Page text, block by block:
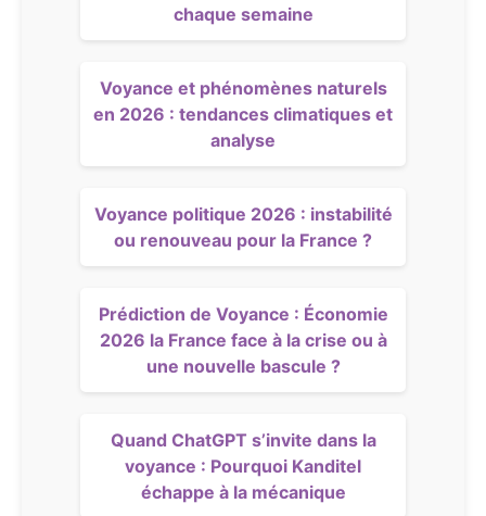
chaque semaine
Voyance et phénomènes naturels
en 2026 : tendances climatiques et
analyse
Voyance politique 2026 : instabilité
ou renouveau pour la France ?
Prédiction de Voyance : Économie
2026 la France face à la crise ou à
une nouvelle bascule ?
Quand ChatGPT s’invite dans la
voyance : Pourquoi Kanditel
échappe à la mécanique